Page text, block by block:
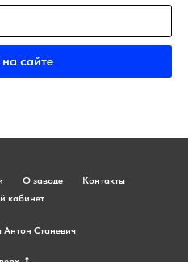
сайте
О заводе
Контакты
кабинет
Антон Станевич